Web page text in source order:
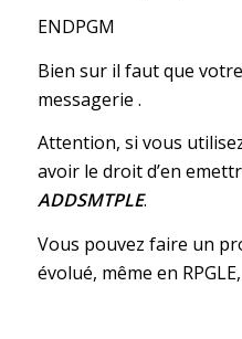
ENDPGM
Bien sur il faut que
messagerie .
Attention, si vous
avoir le droit d’en
ADDSMTPLE.
Vous pouvez faire un
évolué, même en